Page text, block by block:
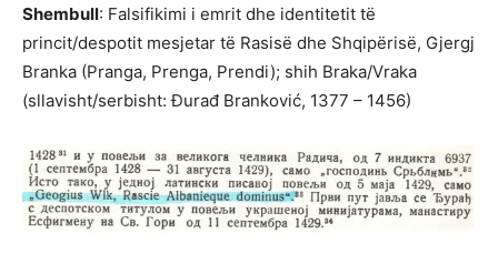
Shembull: Falsifikimi i emrit dhe identitetit të
princit/despotit mesjetar të Rasisë dhe Shqipërisë, Gjergj
Branka (Pranga, Prenga, Prendi); shih Braka/Vraka
(sllavisht/serbisht: Đurađ Branković, 1377 – 1456)